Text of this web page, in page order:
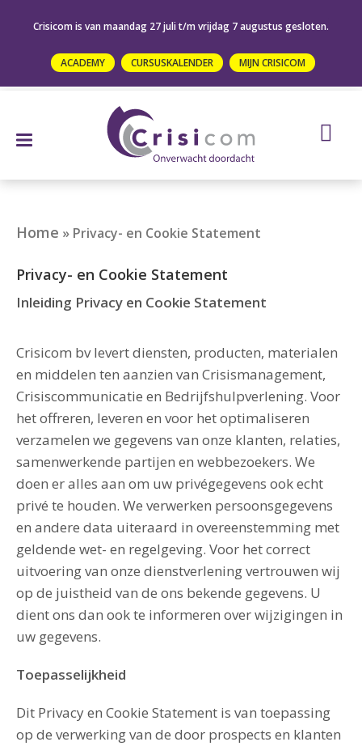
Crisicom is van maandag 27 juli t/m vrijdag 7 augustus gesloten.
ACADEMY CURSUSKALENDER MIJN CRISICOM
Home » Privacy- en Cookie Statement
Privacy- en Cookie Statement
Inleiding Privacy en Cookie Statement
Crisicom bv levert diensten, producten, materialen
en middelen ten aanzien van Crisismanagement,
Crisiscommunicatie en Bedrijfshulpverlening. Voor
het offreren, leveren en voor het optimaliseren
verzamelen we gegevens van onze klanten, relaties,
samenwerkende partijen en webbezoekers. We
doen er alles aan om uw privégegevens ook echt
privé te houden. We verwerken persoonsgegevens
en andere data uiteraard in overeenstemming met
geldende wet- en regelgeving. Voor het correct
uitvoering van onze dienstverlening vertrouwen wij
op de juistheid van de ons bekende gegevens. U
dient ons dan ook te informeren over wijzigingen in
uw gegevens.
Toepasselijkheid
Dit Privacy en Cookie Statement is van toepassing
op de verwerking van de door prospects en klanten